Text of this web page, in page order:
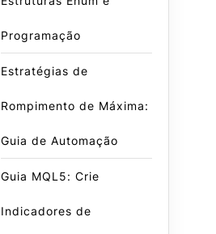
Programação
Estratégias de
Rompimento de Máxima:
Guia de Automação
Guia MQL5: Crie
Indicadores de